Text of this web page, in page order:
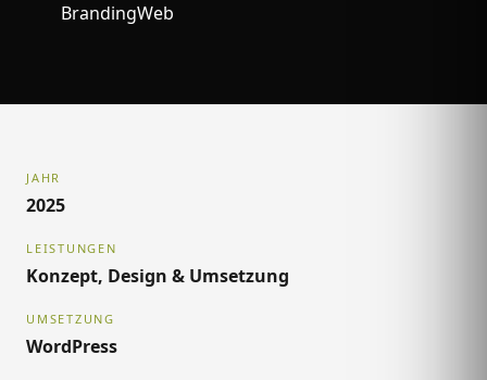
BrandingWeb
JAHR
2025
LEISTUNGEN
Konzept, Design & Umsetzung
UMSETZUNG
WordPress